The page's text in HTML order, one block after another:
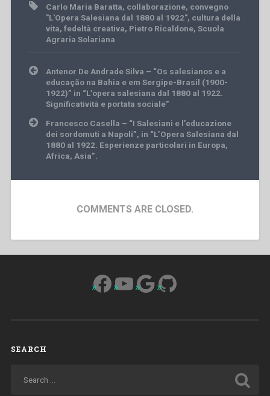
Carlo Maria Baratta, collaborazione, convegno
"L'Opera Salesiana dal 1880 al 1922", cultura della
vita, fedeltà creativa, Pietro Ricaldone, Scuola
Agraria Solariana
Post
navigation
Antenor De Andrade Silva – “Os salesianos e a
educação na Bahia e em Sergipe-Brasil (1900-
1922)” in “L’opera salesiana dal 1880 al 1922.
Significatività e portata sociale”
Francesco Casella – “I Salesiani e l’educazione
dei sordomuti a Napoli”, in “L’Opera Salesiana dal
1880 al 1922. Esperienze particolari in Europa,
Africa, Asia”.
COMMENTS ARE CLOSED.
Facebook
YouTube
Google
GitHub
SEARCH